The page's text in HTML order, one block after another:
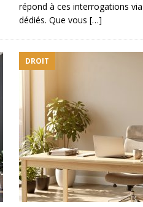
répond à ces interrogations
dédiés. Que vous […]
DROIT